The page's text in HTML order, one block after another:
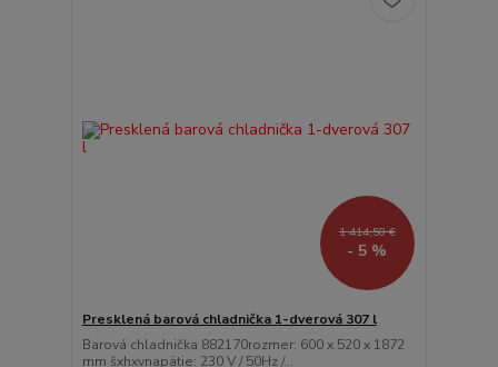
1 414,50 €
- 5 %
Presklená barová chladnička 1-dverová 307 l
Barová chladnička 882170rozmer: 600 x 520 x 1872
mm šxhxvnapätie: 230 V / 50Hz /...